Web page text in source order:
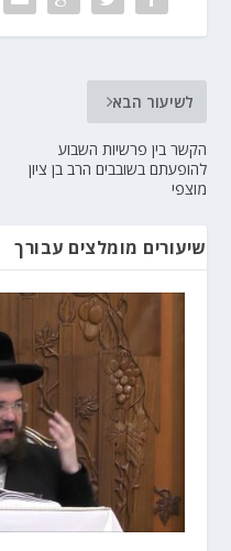
לשיעור הבא
הקשר בין פרשיות השבוע
להופעתם בשובבים הרב בן ציון
מוצפי
שיעורים מומלצים עבורך